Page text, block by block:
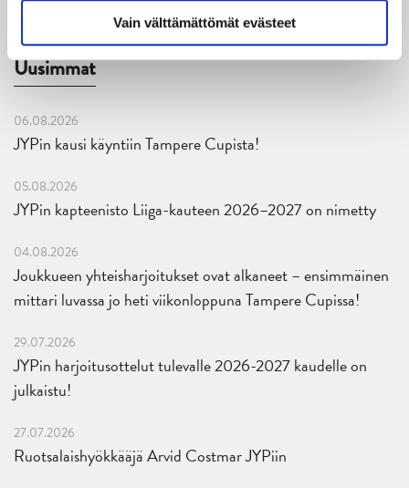
Vain välttämättömät evästeet
Uusimmat
06.08.2026
JYPin kausi käyntiin Tampere Cupista!
05.08.2026
JYPin kapteenisto Liiga-kauteen 2026–2027 on nimetty
04.08.2026
Joukkueen yhteisharjoitukset ovat alkaneet – ensimmäinen
mittari luvassa jo heti viikonloppuna Tampere Cupissa!
29.07.2026
JYPin harjoitusottelut tulevalle 2026-2027 kaudelle on
julkaistu!
27.07.2026
Ruotsalaishyökkääjä Arvid Costmar JYPiin